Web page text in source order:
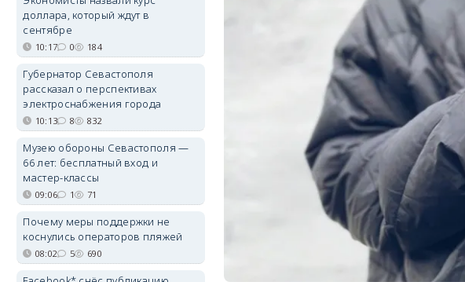
доллара, который ждут в
сентябре
10:17 0 184
Губернатор Севастополя
рассказал о перспективах
электроснабжения города
10:13 8 832
Музею обороны Севастополя —
66 лет: бесплатный вход и
мастер-классы
09:06 1 71
Почему меры поддержки не
коснулись операторов пляжей
08:02 5 690